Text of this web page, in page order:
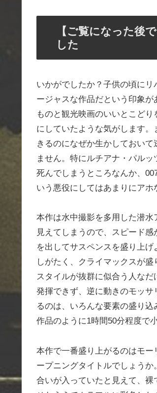
【ご覧になった後
した
いかがでしたか？子供の頃に
ージャスな作品だという印象
ものと観光映画のいいとこど
にしていたような気がします
きるのになぜか生かしておい
ません。特にルチアナ・パル
死んでしまうところなんか、
いう悪役にしてはあまりにアホ
本作は水中撮影を多用した潜
見えてしまうので、スピード
を出してサスペンスを盛り上
しがたく、クライマックスが
スタイルが抜群に似合う人な
発揮できず、逆に動きのモッ
るのは、いろんな要素の盛り
作品のように1時間50分程度で
本作で一番盛り上がるのはモ
ープニングタイトルでしょう
合いが入っていたと見えて、